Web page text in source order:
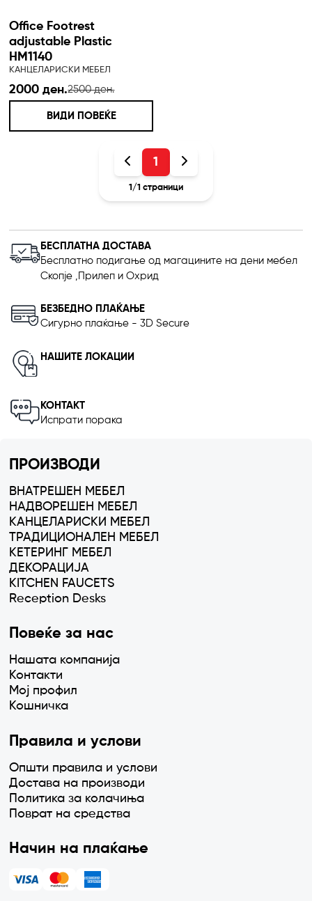
Office Footrest
adjustable Plastic
HM1140
КАНЦЕЛАРИСКИ МЕБЕЛ
2000 ден.2500 ден.
ВИДИ ПОВЕЌЕ
1
1 /1 страници
БЕСПЛАТНА ДОСТАВА
Бесплатно подигање од магацините на дени мебел
Скопје ,Прилеп и Охрид
БЕЗБЕДНО ПЛАЌАЊЕ
Сигурно плаќање - 3D Secure
НАШИТЕ ЛОКАЦИИ
КОНТАКТ
Испрати порака
ПРОИЗВОДИ
ВНАТРЕШЕН МЕБЕЛ
НАДВОРЕШЕН МЕБЕЛ
КАНЦЕЛАРИСКИ МЕБЕЛ
ТРАДИЦИОНАЛЕН МЕБЕЛ
КЕТЕРИНГ МЕБЕЛ
ДЕКОРАЦИЈА
KITCHEN FAUCETS
Reception Desks
Повеќе за нас
Нашата компанија
Контакти
Мој профил
Кошничка
Правила и услови
Општи правила и услови
Достава на производи
Политика за колачиња
Поврат на средства
Начин на плаќање